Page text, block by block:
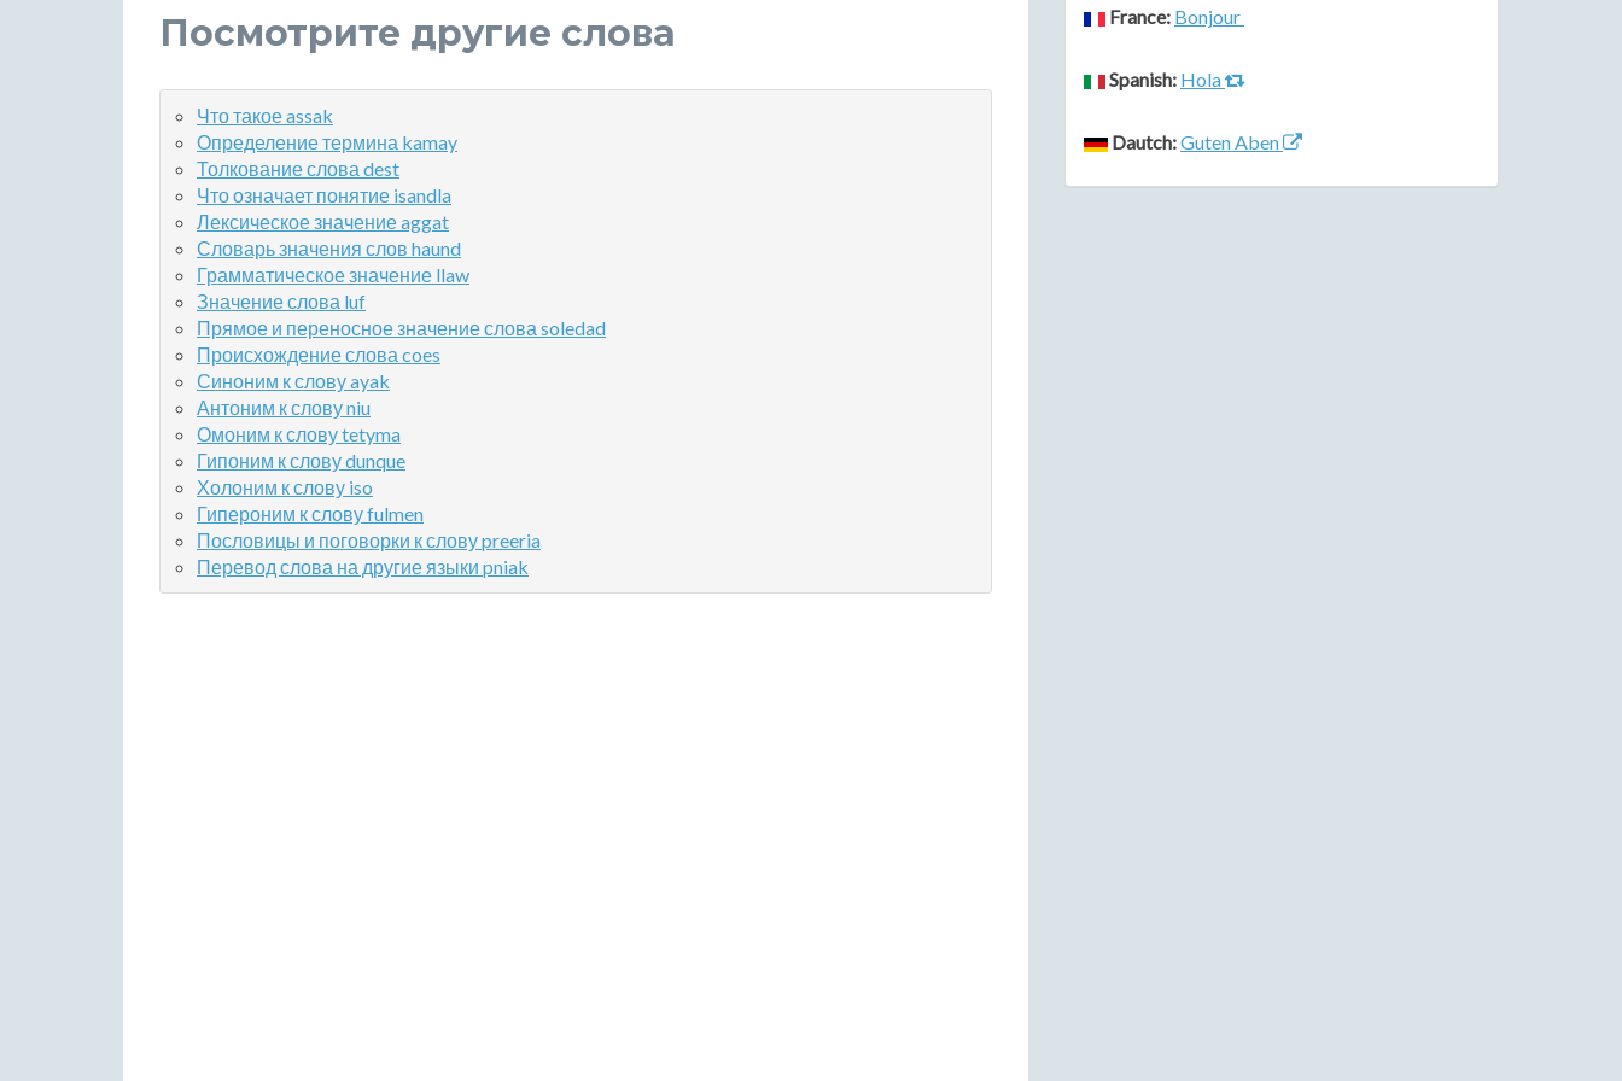
Посмотрите другие слова
Что такое assak
Определение термина kamay
Толкование слова dest
Что означает понятие isandla
Лексическое значение aggat
Словарь значения слов haund
Грамматическое значение llaw
Значение слова luf
Прямое и переносное значение слова soledad
Происхождение слова coes
Синоним к слову ayak
Антоним к слову niu
Омоним к слову tetyma
Гипоним к слову dunque
Холоним к слову iso
Гипероним к слову fulmen
Пословицы и поговорки к слову preeria
Перевод слова на другие языки pniak
France: Bonjour
Spanish: Hola
Dautch:Guten Aben